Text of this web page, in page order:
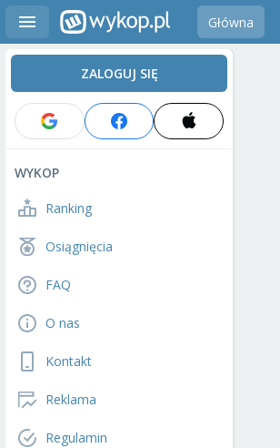
Główna
ZALOGUJ SIĘ
WYKOP
Ranking
Osiągnięcia
FAQ
O nas
Kontakt
Reklama
Regulamin